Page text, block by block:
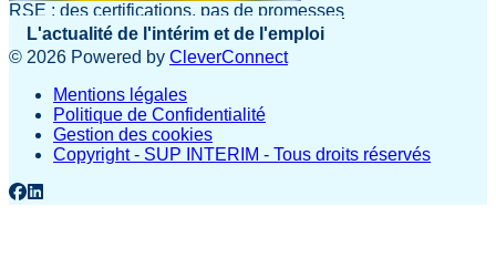
RSE : des certifications, pas de promesses
L'actualité de l'intérim et de l'emploi
© 2026 Powered by CleverConnect
Mentions légales
Politique de Confidentialité
Gestion des cookies
Copyright - SUP INTERIM - Tous droits réservés